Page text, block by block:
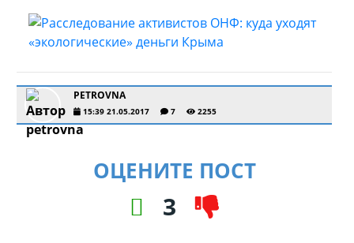
PETROVNA
15:39 21.05.2017 7 2255
ОЦЕНИТЕ ПОСТ
3